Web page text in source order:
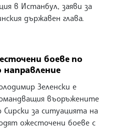
в Истанбул, заяви за
държавен глава.
боеве по
Зеленски е
въоръжените
Сирски за ситуацията на
ожесточени боеве с